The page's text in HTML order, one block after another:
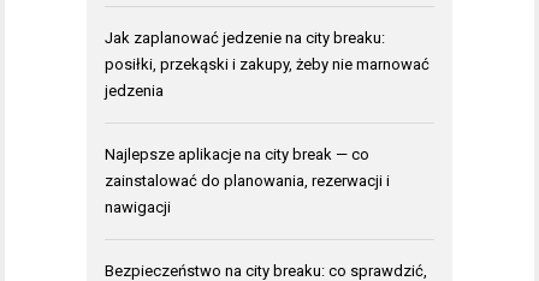
Jak zaplanować jedzenie na city breaku:
posiłki, przekąski i zakupy, żeby nie marnować
jedzenia
Najlepsze aplikacje na city break — co
zainstalować do planowania, rezerwacji i
nawigacji
Bezpieczeństwo na city breaku: co sprawdzić,